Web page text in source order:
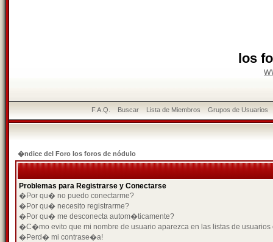
los
F.A.Q. Buscar Lista de Miembros Grupos de Usuarios
�ndice del Foro los foros de nódulo
Problemas para Registrarse y Conectarse
�Por qu� no puedo conectarme?
�Por qu� necesito registrarme?
�Por qu� me desconecta autom�ticamente?
�C�mo evito que mi nombre de usuario aparezca en las listas de usuarios
�Perd� mi contrase�a!